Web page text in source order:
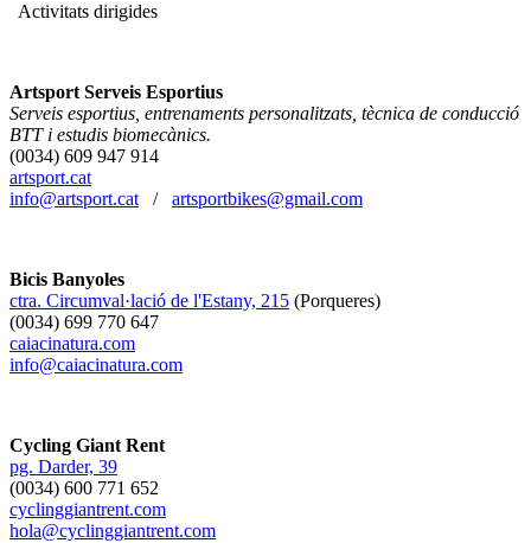
Activitats dirigides
Artsport Serveis Esportius
Serveis esportius, entrenaments personalitzats, tècnica de conducció
BTT i estudis biomecànics.
(0034) 609 947 914
artsport.cat
info@artsport.cat/ artsportbikes@gmail.com
Bicis Banyoles
ctra. Circumval·lació de l'Estany, 215 (Porqueres)
(0034) 699 770 647
caiacinatura.com
info@caiacinatura.com
Cycling Giant Rent
pg. Darder, 39
(0034) 600 771 652
cyclinggiantrent.com
hola@cyclinggiantrent.com